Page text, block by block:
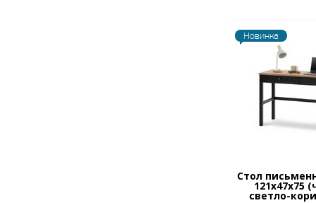
Новинка
Стол
121x47х75
светло-